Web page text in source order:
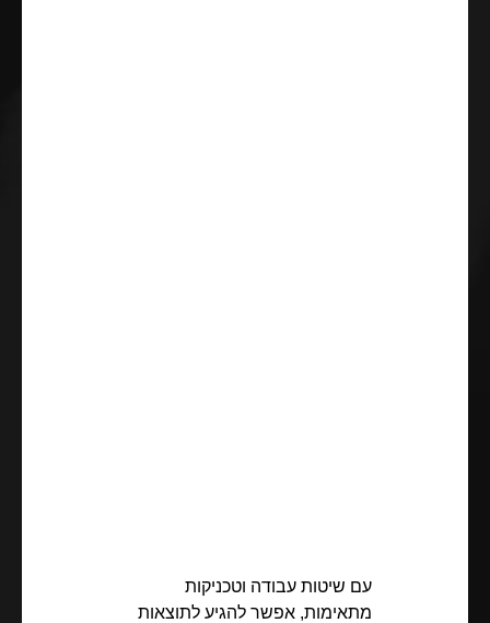
עם שיטות עבודה וטכניקות
מתאימות, אפשר להגיע לתוצאות